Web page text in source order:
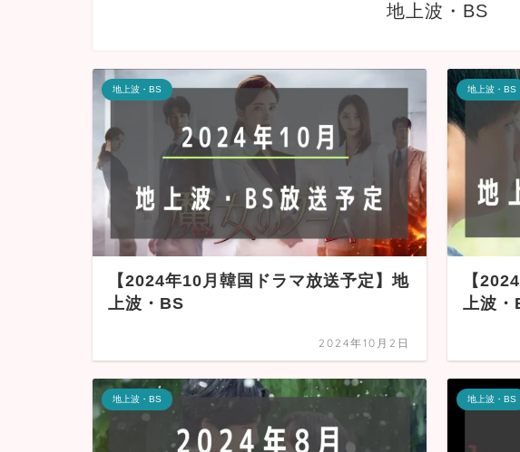
地上波・BS
地上波・BS
【2024年10月韓国ドラマ放送予定】地
上波・BS
2024年10月2日
地上波・BS
【
上波・
地上波・BS 地上波・BS